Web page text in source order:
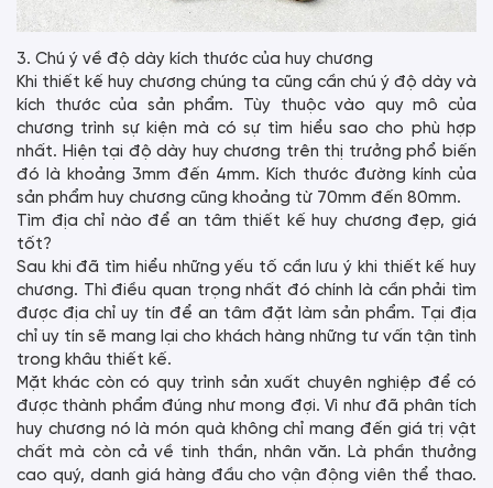
3. Chú ý về độ dày kích thước của huy chương
Khi thiết kế huy chương chúng ta cũng cần chú ý độ dày và
kích thước của sản phẩm. Tùy thuộc vào quy mô của
chương trình sự kiện mà có sự tìm hiểu sao cho phù hợp
nhất. Hiện tại độ dày huy chương trên thị trưởng phổ biến
đó là khoảng 3mm đến 4mm. Kích thước đường kính của
sản phẩm huy chương cũng khoảng từ 70mm đến 80mm.
Tìm địa chỉ nào để an tâm thiết kế huy chương đẹp, giá
tốt?
Sau khi đã tìm hiểu những yếu tố cần lưu ý khi thiết kế huy
chương. Thì điều quan trọng nhất đó chính là cần phải tìm
được địa chỉ uy tín để an tâm đặt làm sản phẩm. Tại địa
chỉ uy tín sẽ mang lại cho khách hàng những tư vấn tận tình
trong khâu thiết kế.
Mặt khác còn có quy trình sản xuất chuyên nghiệp để có
được thành phẩm đúng như mong đợi. Vì như đã phân tích
huy chương nó là món quà không chỉ mang đến giá trị vật
chất mà còn cả về tinh thần, nhân văn. Là phần thưởng
cao quý, danh giá hàng đầu cho vận động viên thể thao.